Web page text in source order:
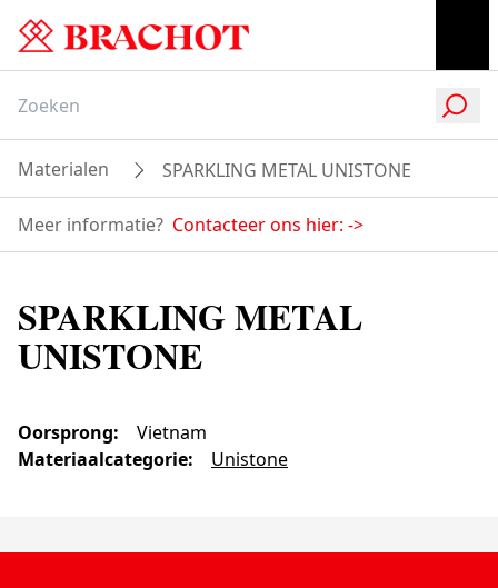
Materialen SPARKLING METAL UNISTONE
Meer informatie? Contacteer ons hier: ->
SPARKLING METAL
UNISTONE
Oorsprong:
Vietnam
Materiaalcategorie: Unistone